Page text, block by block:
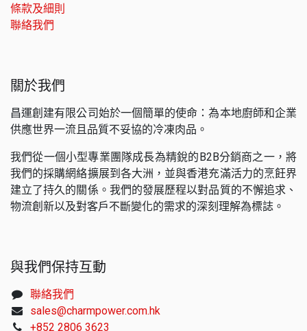
條款及細則
聯絡我們
關於我們
昌運創建有限公司始於一個簡單的使命：為本地廚師和企業
供應世界一流且品質不妥協的冷凍肉品。
我們從一個小型專業團隊成長為精銳的B2B分銷商之一，將
我們的採購網絡擴展到各大洲，並與香港充滿活力的烹飪界
建立了持久的關係。我們的發展歷程以對品質的不懈追求、
物流創新以及對客戶不斷變化的需求的深刻理解為標誌。
與我們保持互動
聯絡我們
sales@charmpower.com.hk
+852 2806 3623